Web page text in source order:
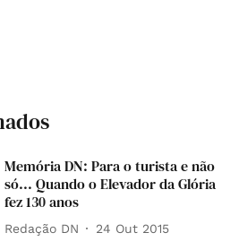
Memória DN: Para o turista e não
só... Quando o Elevador da Glória
fez 130 anos
Redação DN 24 Out 2015